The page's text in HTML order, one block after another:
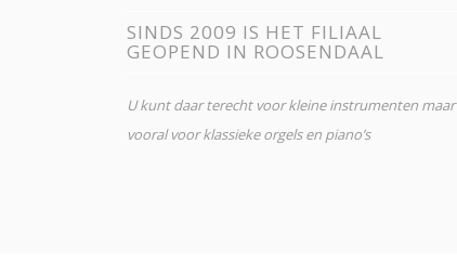
SINDS 2009 IS HET FILIAAL
GEOPEND IN ROOSENDAAL
U kunt daar terecht voor kleine instrumenten maar
vooral voor klassieke orgels en piano’s